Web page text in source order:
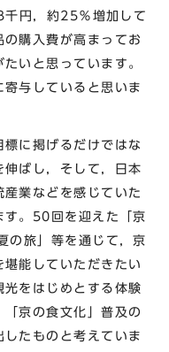
円，約25％増加して
購入費が高まってお
いと思っています。
与していると思いま
に掲げるだけではな
伸ばし，そして，日本
業などを感じていた
す。50回を迎えた「京
の旅」等を通じて，京
能していただきたい
をはじめとする体験
京の食文化」普及の
たものと考えていま